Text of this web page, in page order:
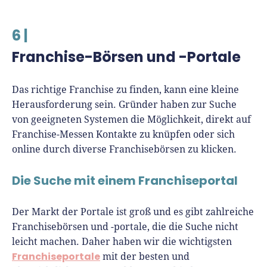
6 |
Franchise-Börsen und -Portale
Das richtige Franchise zu finden, kann eine kleine
Herausforderung sein. Gründer haben zur Suche
von geeigneten Systemen die Möglichkeit, direkt auf
Franchise-Messen Kontakte zu knüpfen oder sich
online durch diverse Franchisebörsen zu klicken.
Die Suche mit einem Franchiseportal
Der Markt der Portale ist groß und es gibt zahlreiche
Franchisebörsen und -portale, die die Suche nicht
leicht machen. Daher haben wir die wichtigsten
Franchiseportale mit der besten und